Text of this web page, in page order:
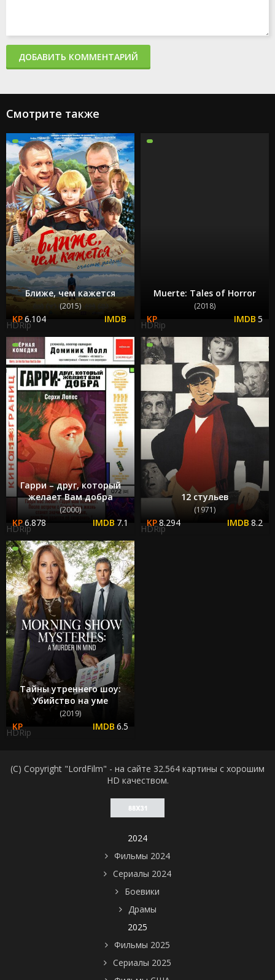
ДОБАВИТЬ КОММЕНТАРИЙ
Смотрите также
Ближе, чем кажется
(2015)
6.104
HDRip
Muerte: Tales of Horror
(2018)
5
HDRip
Гарри – друг, который
желает Вам добра
(2000)
6.878 7.1
HDRip
12 стульев
(1971)
8.294 8.2
HDRip
Тайны утреннего шоу:
Убийство на уме
(2019)
6.5
HDRip
(C) Copyright "LordFilm" - на сайте 32.564 картины с хорошим
HD качеством.
2024
Фильмы 2024
Сериалы 2024
Боевики
Драмы
2025
Фильмы 2025
Сериалы 2025